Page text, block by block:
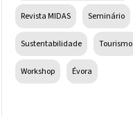
Revista MIDAS Seminário
Sustentabilidade Tourismo
Workshop Évora